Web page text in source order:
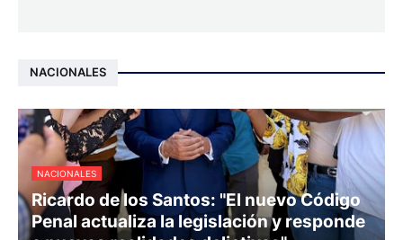
NACIONALES
NACIONALES
Ricardo de los Santos: "El nuevo Código
Penal actualiza la legislación y responde